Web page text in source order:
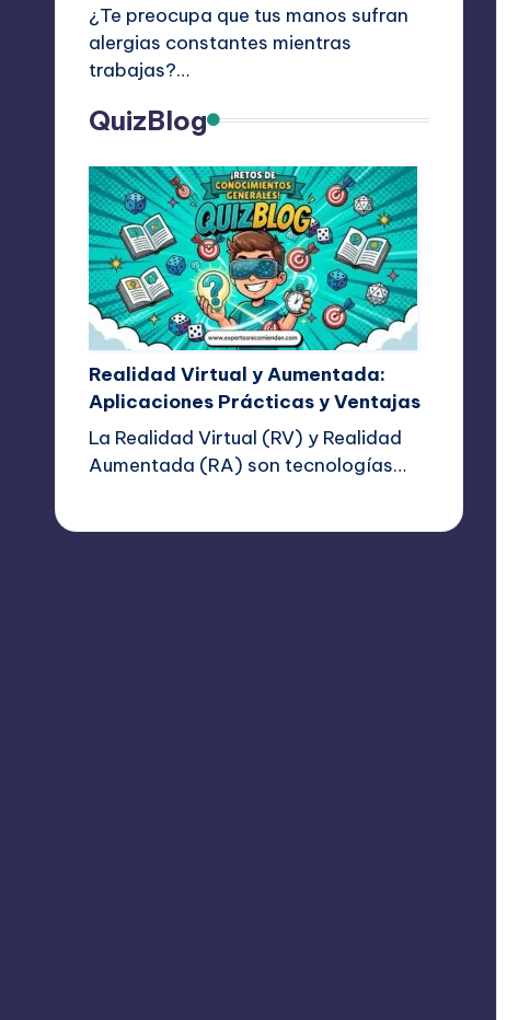
¿Te preocupa que tus manos sufran
alergias constantes mientras
trabajas?…
QuizBlog
Realidad Virtual y Aumentada:
Aplicaciones Prácticas y Ventajas
La Realidad Virtual (RV) y Realidad
Aumentada (RA) son tecnologías…